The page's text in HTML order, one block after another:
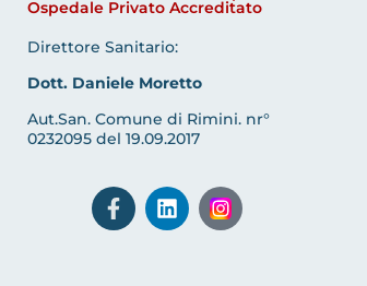
Ospedale Privato Accreditato
Direttore Sanitario:
Dott. Daniele Moretto
Aut.San. Comune di Rimini. nr°
0232095 del 19.09.2017